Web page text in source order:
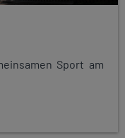
Sport am